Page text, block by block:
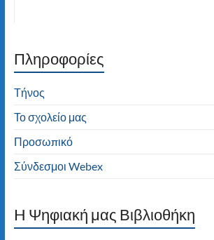
Διαβάστε τα νέα μας άρθρα στην αρχική
Πληροφορίες
Τήνος
Το σχολείο μας
Προσωπικό
Σύνδεσμοι Webex
H Ψηφιακή μας Βιβλιοθήκη